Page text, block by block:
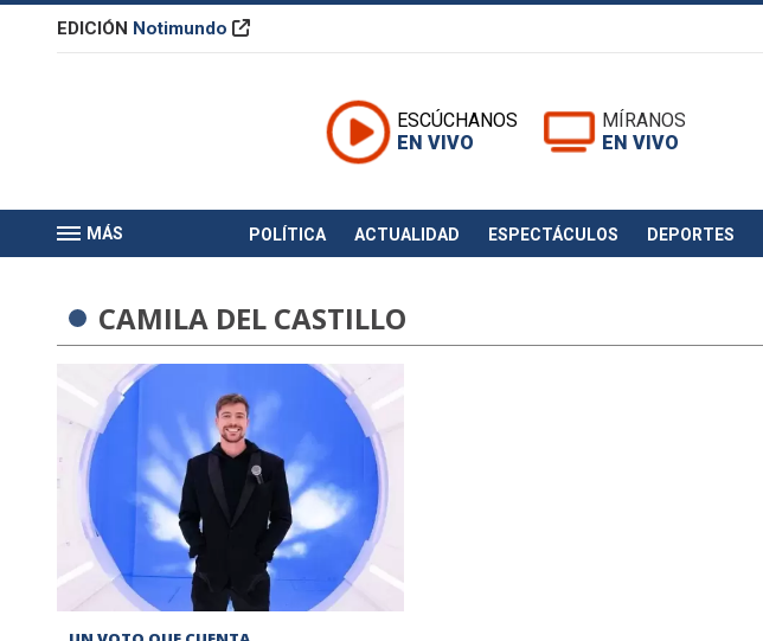
EDICIÓN Notimundo
ESCÚCHANOS
EN VIVO
MÍRANOS
EN VIVO
MÁS POLÍTICA ACTUALIDAD ESPECTÁCULOS DEPORTES
CAMILA DEL CASTILLO